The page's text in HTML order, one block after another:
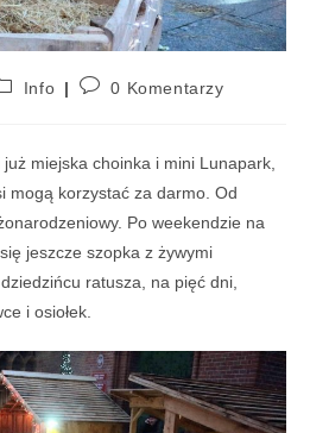
Info 0 Komentarzy
miejska choinka i mini Lunapark,
mogą korzystać za darmo. Od
Po weekendzie na
jeszcze szopka z żywymi
ratusza, na pięć dni,
i osiołek.